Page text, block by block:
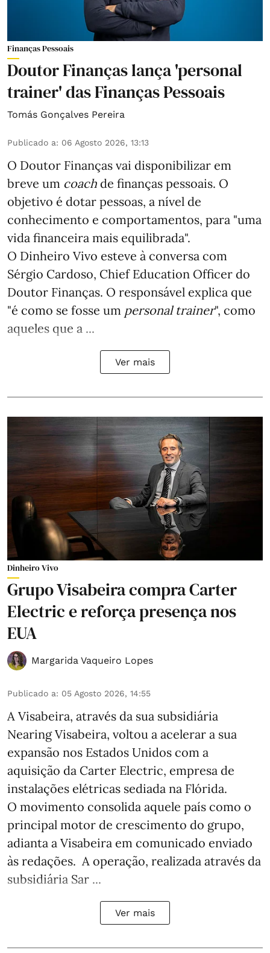
Finanças Pessoais
Doutor Finanças lança 'personal
trainer' das Finanças Pessoais
Tomás Gonçalves Pereira
Publicado a: 06 Agosto 2026, 13:13
O Doutor Finanças vai disponibilizar em
breve um coach de finanças pessoais. O
objetivo é dotar pessoas, a nível de
conhecimento e comportamentos, para "uma
vida financeira mais equilibrada".
O Dinheiro Vivo esteve à conversa com
Sérgio Cardoso, Chief Education Officer do
Doutor Finanças. O responsável explica que
"é como se fosse um personal trainer", como
aqueles que a ...
Ver mais
Dinheiro Vivo
Grupo Visabeira compra Carter
Electric e reforça presença nos
EUA
Margarida Vaqueiro Lopes
Publicado a: 05 Agosto 2026, 14:55
A Visabeira, através da sua subsidiária
Nearing Visabeira, voltou a acelerar a sua
expansão nos Estados Unidos com a
aquisição da Carter Electric, empresa de
instalações elétricas sediada na Flórida.
O movimento consolida aquele país como o
principal motor de crescimento do grupo,
adianta a Visabeira em comunicado enviado
às redações. A operação, realizada através da
subsidiária Sar ...
Ver mais